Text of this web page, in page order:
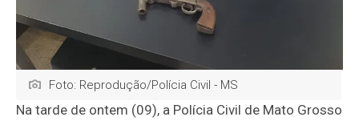
Foto: Reprodução/Polícia Civil - MS
Na tarde de ontem (09), a Polícia Civil de Mato Grosso